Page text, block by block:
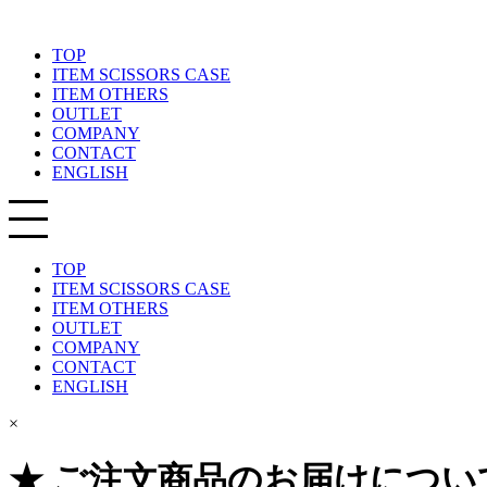
TOP
ITEM SCISSORS CASE
ITEM OTHERS
OUTLET
COMPANY
CONTACT
ENGLISH
TOP
ITEM SCISSORS CASE
ITEM OTHERS
OUTLET
COMPANY
CONTACT
ENGLISH
×